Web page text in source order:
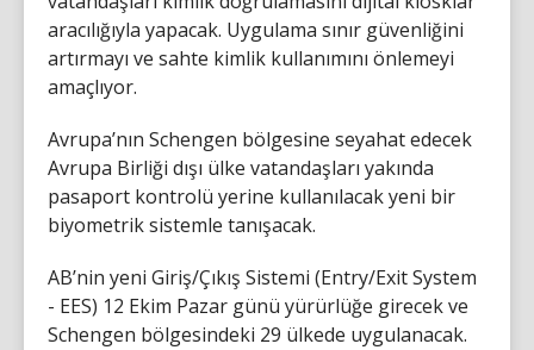
aracılığıyla yapacak. Uygulama sınır güvenliğini
artırmayı ve sahte kimlik kullanımını önlemeyi
amaçlıyor.
Avrupa’nın Schengen bölgesine seyahat edecek
Avrupa Birliği dışı ülke vatandaşları yakında
pasaport kontrolü yerine kullanılacak yeni bir
biyometrik sistemle tanışacak.
AB’nin yeni Giriş/Çıkış Sistemi (Entry/Exit System
- EES) 12 Ekim Pazar günü yürürlüğe girecek ve
Schengen bölgesindeki 29 ülkede uygulanacak.